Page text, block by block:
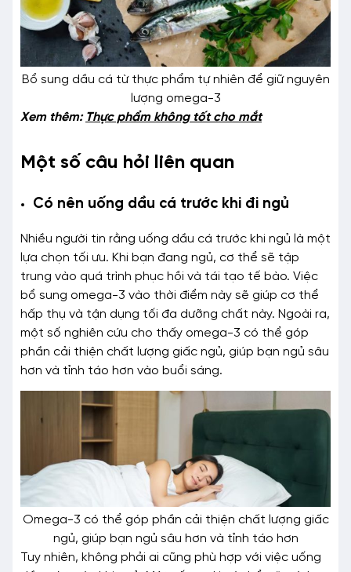
Bổ sung dầu cá từ thực phẩm tự nhiên để giữ nguyên
lượng omega-3
Xem thêm: Thực phẩm không tốt cho mắt
Một số câu hỏi liên quan
Có nên uống dầu cá trước khi đi ngủ
Nhiều người tin rằng uống dầu cá trước khi ngủ là một
lựa chọn tối ưu. Khi bạn đang ngủ, cơ thể sẽ tập
trung vào quá trình phục hồi và tái tạo tế bào. Việc
bổ sung omega-3 vào thời điểm này sẽ giúp cơ thể
hấp thụ và tận dụng tối đa dưỡng chất này. Ngoài ra,
một số nghiên cứu cho thấy omega-3 có thể góp
phần cải thiện chất lượng giấc ngủ, giúp bạn ngủ sâu
hơn và tỉnh táo hơn vào buổi sáng.
Omega-3 có thể góp phần cải thiện chất lượng giấc
ngủ, giúp bạn ngủ sâu hơn và tỉnh táo hơn
Tuy nhiên, không phải ai cũng phù hợp với việc uống